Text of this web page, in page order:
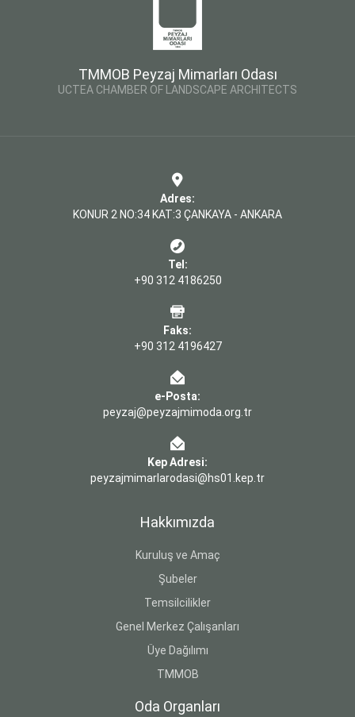
TMMOB Peyzaj Mimarları Odası
UCTEA CHAMBER OF LANDSCAPE ARCHITECTS
Adres:
KONUR 2 NO:34 KAT:3 ÇANKAYA - ANKARA
Tel:
+90 312 4186250
Faks:
+90 312 4196427
e-Posta:
peyzaj@peyzajmimoda.org.tr
Kep Adresi:
peyzajmimarlarodasi@hs01.kep.tr
Hakkımızda
Kuruluş ve Amaç
Şubeler
Temsilcilikler
Genel Merkez Çalışanları
Üye Dağılımı
TMMOB
Oda Organları